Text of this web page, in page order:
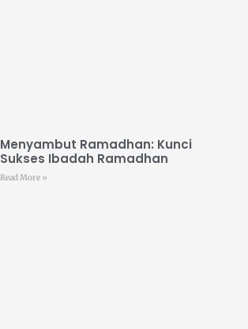
Menyambut Ramadhan: Kunci
Sukses Ibadah Ramadhan
Read More »